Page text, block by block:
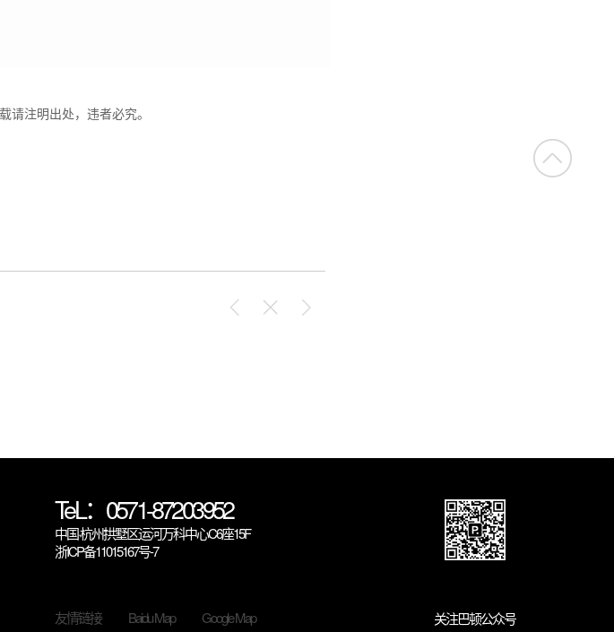
请注明出处，违者必究。
TeL：0571-87203952
中国·杭州拱墅区运河万科中心C6座15F
浙ICP备11015167号-7
友情链接 Baidu Map Google Map 关注巴顿公众号